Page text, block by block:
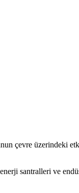
çevre üzerindeki
santralleri ve